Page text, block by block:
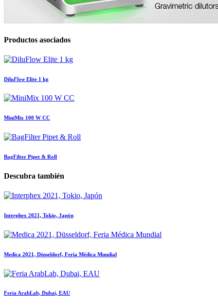
Productos asociados
DiluFlowElite 1 kg
MiniMix 100 W CC
BagFilter Pipet & Roll
Descubra también
Interphex 2021, Tokio, Japón
Medica 2021, Düsseldorf, Feria Médica Mundial
Feria ArabLab, Dubai, EAU